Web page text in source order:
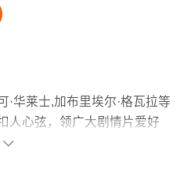
华莱士,加布里埃尔·格瓦拉等
人心弦，领广大剧情片爱好
